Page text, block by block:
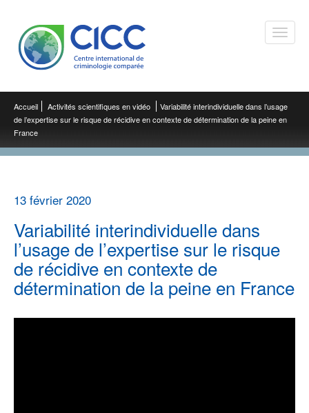
Toggle
Accueil Activités scientifiques en vidéo
Variabilité interindividuelle dans l’usage
de l’expertise sur le risque de récidive en contexte de détermination de la peine en
France
13 février 2020
Variabilité interindividuelle dans
l’usage de l’expertise sur le risque
de récidive en contexte de
détermination de la peine en France